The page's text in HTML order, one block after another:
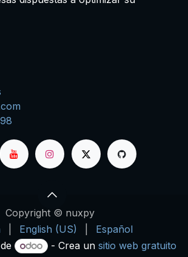
Copyright © nuxpy
English (US)
Español
de
- Crea un sitio web gratuito